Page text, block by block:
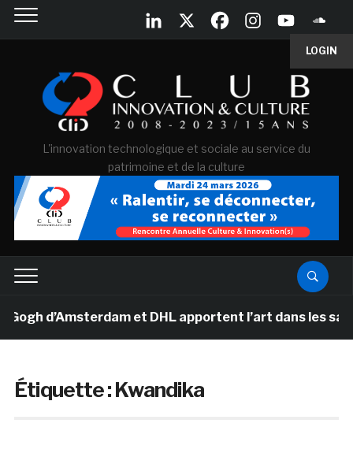
LOGIN
L'innovation technologique et sociale au service du
patrimoine et de la culture
d’Amsterdam et DHL apportent l’art dans les salles
Étiquette :Kwandika